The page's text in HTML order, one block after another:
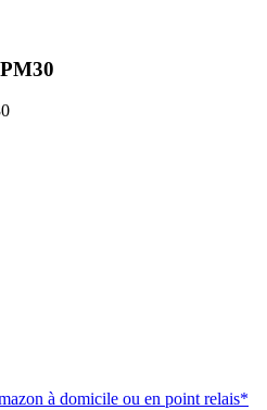
à domicile ou en point relais*